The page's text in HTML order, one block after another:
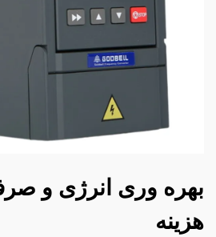
بهره وری انرژی و
هزینه